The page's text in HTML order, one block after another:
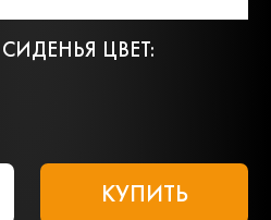
ЦВЕТ:
КУПИТЬ